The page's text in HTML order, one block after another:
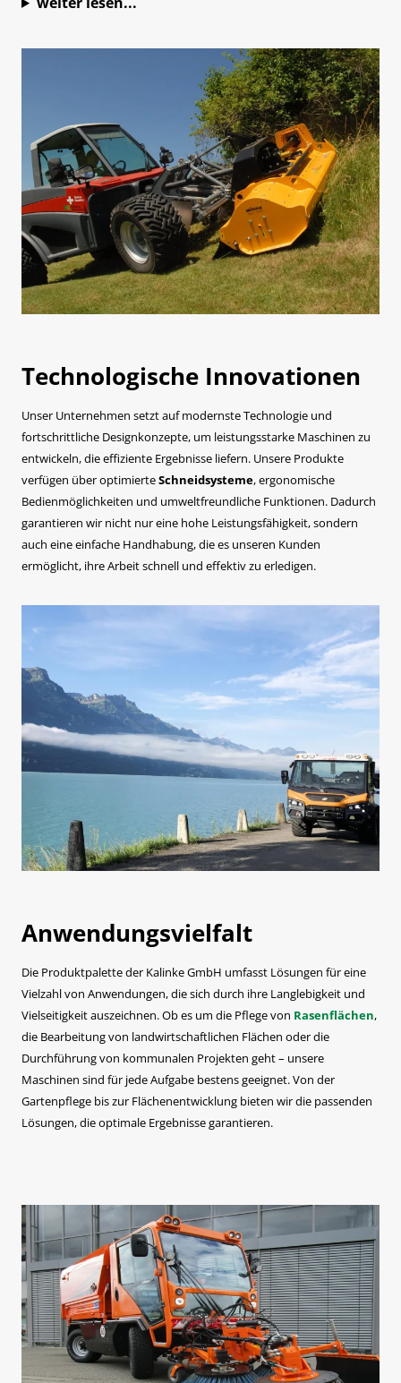
Technologische Innovationen
Unser Unternehmen setzt auf modernste Technologie und
fortschrittliche Designkonzepte, um leistungsstarke Maschinen zu
entwickeln, die effiziente Ergebnisse liefern. Unsere Produkte
verfügen über optimierteSchneidsysteme, ergonomische
Bedienmöglichkeiten und umweltfreundliche Funktionen. Dadurch
garantieren wir nicht nur eine hohe Leistungsfähigkeit, sondern
auch eine einfache Handhabung, die es unseren Kunden
ermöglicht, ihre Arbeit schnell und effektiv zu erledigen.
Anwendungsvielfalt
Die Produktpalette der Kalinke GmbH umfasst Lösungen für eine
Vielzahl von Anwendungen, die sich durch ihre Langlebigkeit und
Vielseitigkeit auszeichnen. Ob es um die Pflege von Rasenflächen,
die Bearbeitung von landwirtschaftlichen Flächen oder die
Durchführung von kommunalen Projekten geht – unsere
Maschinen sind für jede Aufgabe bestens geeignet. Von der
Gartenpflege bis zur Flächenentwicklung bieten wir die passenden
Lösungen, die optimale Ergebnisse garantieren.